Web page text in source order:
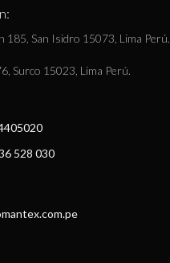
185, San Isidro 15073, Lima Perú.
Surco 15023, Lima Perú.
528 030